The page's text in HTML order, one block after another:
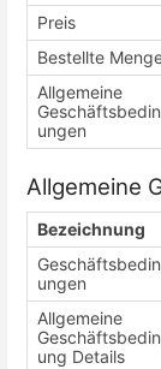
Preis
Bestellte
Allgemeine
ungen
Allgemeine
Bezeichnung
ungen
Allgemeine
ung Details